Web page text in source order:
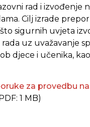
rad i izvođenje
Cilj izrade
sigurnih uvjeta
uz uvažavanje
djece i učenika,
za provedbu
1 MB)